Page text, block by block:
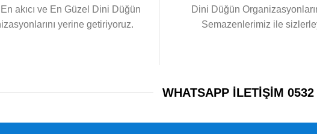
akıcı ve En Güzel Dini Düğün
yerine getiriyoruz.
Dini Düğün
Semazenlerimiz ile
WHATSAPP ILETIŞIM